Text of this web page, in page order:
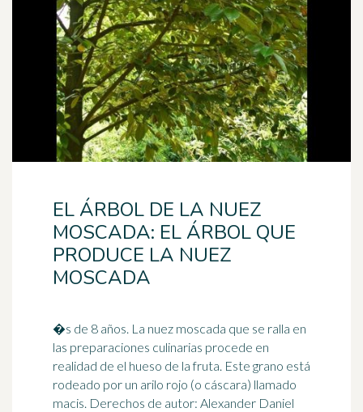
EL ÁRBOL DE LA NUEZ
MOSCADA: EL ÁRBOL QUE
PRODUCE LA NUEZ
MOSCADA
�s de 8 años. La nuez moscada que se ralla en
las preparaciones culinarias procede en
realidad de el hueso de la fruta. Este grano está
rodeado por un arilo rojo (o cáscara) llamado
macis. Derechos de autor: Alexander Daniel